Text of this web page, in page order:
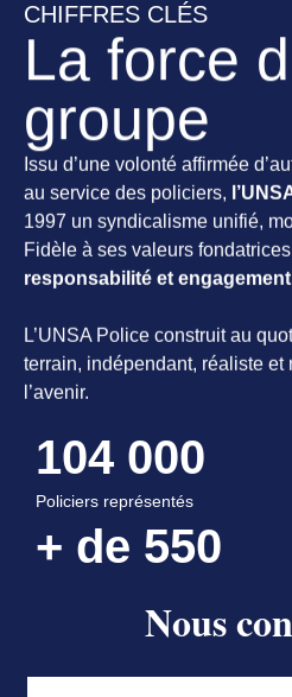
CHIFFRES CLÉS
La force
groupe
Issu d’une volonté affirmée
au service des policiers,
1997 un syndicalisme unifié,
Fidèle à ses valeurs fondatrices,
responsabilité et
L’UNSA Police construit au
terrain, indépendant, réaliste et
l’avenir.
Policiers représentés
104 000
+ de 550
Nous